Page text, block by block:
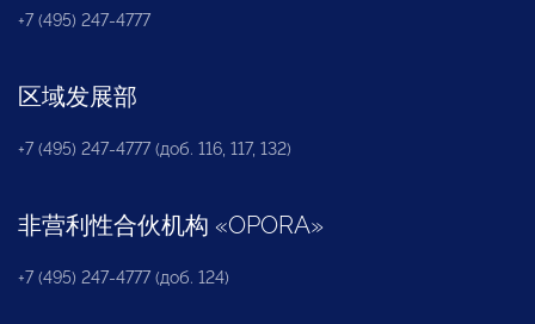
+7 (495) 247-4777
区域发展部
+7 (495) 247-4777 (доб. 116, 117, 132)
非营利性合伙机构 «OPORA»
+7 (495) 247-4777 (доб. 124)